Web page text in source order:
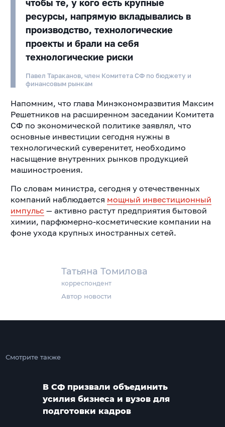
Татьяна Томилова
корреспондент
Автор новости
чтобы те, у кого есть крупные
ресурсы, напрямую вкладывались в
производство, технологические
проекты и брали на себя
технологические риски
Павел Тараканов, член Комитета СФ по бюджету и
финансовым рынкам
Напомним, что глава Минэкономразвития Максим
Решетников на расширенном заседании Комитета
СФ по экономической политике заявлял, что
основные инвестиции сегодня нужны в
технологический суверенитет, необходимо
насыщение внутренних рынков продукцией
машиностроения.
По словам министра, сегодня у отечественных
компаний наблюдается мощный инвестиционный
импульс — активно растут предприятия бытовой
химии, парфюмерно-косметические компании на
фоне ухода крупных иностранных сетей.
Смотрите также
В СФ призвали объединить
усилия бизнеса и вузов для
подготовки кадров